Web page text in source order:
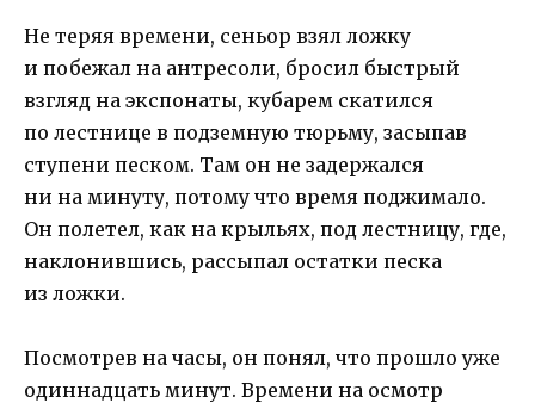
Не теряя времени, сеньор взял ложку
и побежал на антресоли, бросил быстрый
взгляд на экспонаты, кубарем скатился
по лестнице в подземную тюрьму, засыпав
ступени песком. Там он не задержался
ни на минуту, потому что время поджимало.
Он полетел, как на крыльях, под лестницу, где,
наклонившись, рассыпал остатки песка
из ложки.
Посмотрев на часы, он понял, что прошло уже
одиннадцать минут. Времени на осмотр